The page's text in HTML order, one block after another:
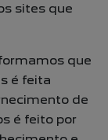
sites que
que
é feita
de
é feito por